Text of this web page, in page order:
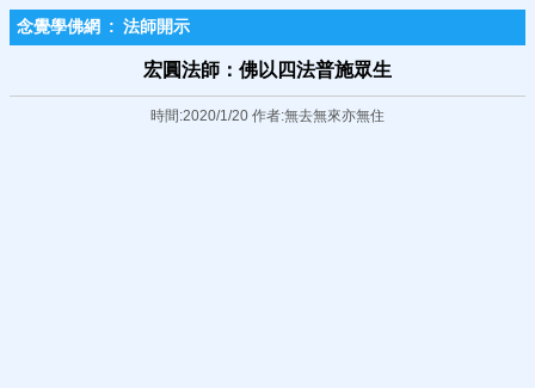
念覺學佛網 : 法師開示
宏圓法師：佛以四法普施眾生
時間:2020/1/20 作者:無去無來亦無住